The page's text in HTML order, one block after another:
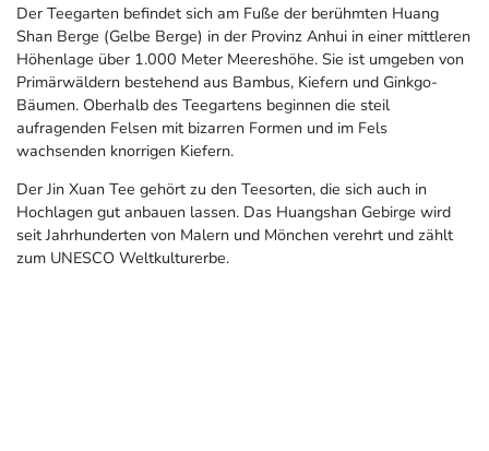
Der Teegarten befindet sich am Fuße der berühmten Huang
Shan Berge (Gelbe Berge) in der Provinz Anhui in einer mittleren
Höhenlage über 1.000 Meter Meereshöhe. Sie ist umgeben von
Primärwäldern bestehend aus Bambus, Kiefern und Ginkgo-
Bäumen. Oberhalb des Teegartens beginnen die steil
aufragenden Felsen mit bizarren Formen und im Fels
wachsenden knorrigen Kiefern.
Der Jin Xuan Tee gehört zu den Teesorten, die sich auch in
Hochlagen gut anbauen lassen. Das Huangshan Gebirge wird
seit Jahrhunderten von Malern und Mönchen verehrt und zählt
zum UNESCO Weltkulturerbe.